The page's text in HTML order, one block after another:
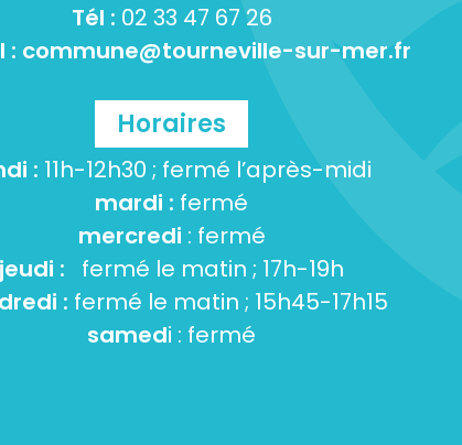
Tél : 02 33 47 67 26
: commune@tourneville-sur-mer.fr
Horaires
: 11h-12h30 ; fermé l’après-midi
mardi : fermé
mercredi : fermé
jeudi : fermé le matin ; 17h-19h
: fermé le matin ; 15h45-17h15
samedi : fermé